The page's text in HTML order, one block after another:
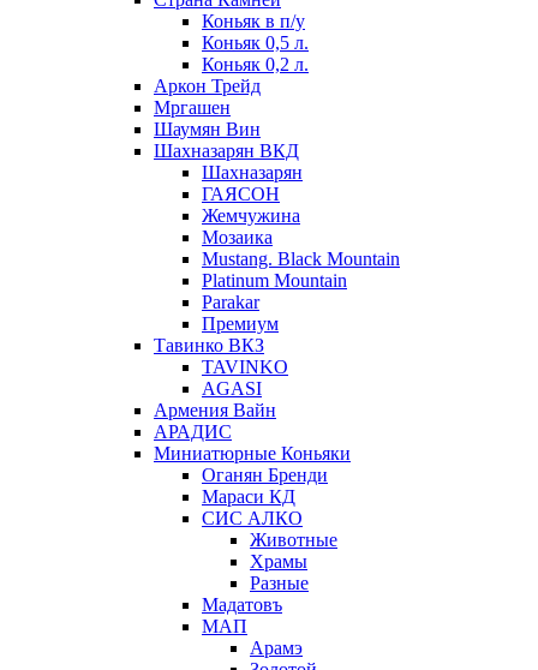
Коньяк в п/у
Коньяк 0,5 л.
Коньяк 0,2 л.
Аркон Трейд
Мргашен
Шаумян Вин
Шахназарян ВКД
Шахназарян
ГАЯСОН
Жемчужина
Мозаика
Mustang. Black Mountain
Platinum Mountain
Parakar
Премиум
Тавинко ВКЗ
TAVINKO
AGASI
Армения Вайн
АРАДИС
Миниатюрные Коньяки
Оганян Бренди
Мараси КД
СИС АЛКО
Животные
Храмы
Разные
Мадатовъ
МАП
Арамэ